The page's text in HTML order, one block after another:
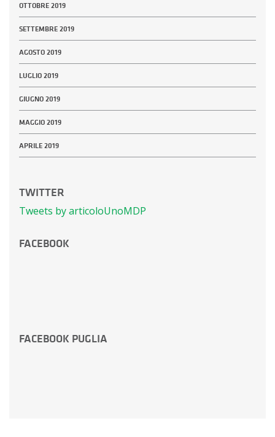
OTTOBRE 2019
SETTEMBRE 2019
AGOSTO 2019
LUGLIO 2019
GIUGNO 2019
MAGGIO 2019
APRILE 2019
TWITTER
Tweets by articoloUnoMDP
FACEBOOK
FACEBOOK PUGLIA